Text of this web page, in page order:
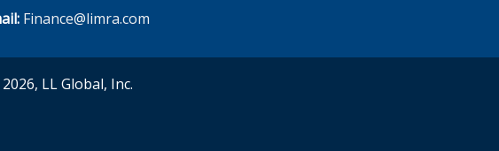
Finance@limra.com
LL Global, Inc.